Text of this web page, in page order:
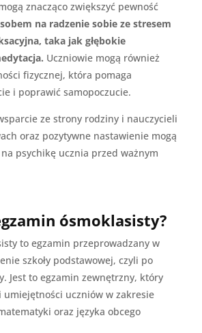
znacząco zwiększyć pewność
na radzenie sobie ze stresem
taka jak głębokie
Uczniowie mogą również
fizycznej, która pomaga
i poprawić samopoczucie.
ze strony rodziny i nauczycieli
oraz pozytywne nastawienie mogą
na psychikę ucznia przed ważnym
ósmoklasisty?
to egzamin przeprowadzany w
szkoły podstawowej, czyli po
Jest to egzamin zewnętrzny, który
umiejętności uczniów w zakresie
oraz języka obcego